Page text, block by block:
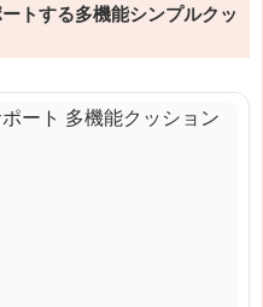
トする多機能シンプルクッ